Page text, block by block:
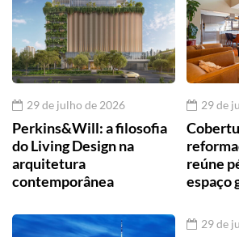
29 de julho de 2026
Perkins&Will: a filosofia
do Living Design na
arquitetura
contemporânea
29 de
reúne
espaço
29 de